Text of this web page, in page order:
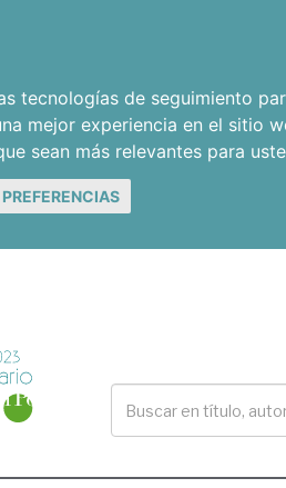
tecnologías de seguimiento
mejor experiencia en el sitio
sean más relevantes para